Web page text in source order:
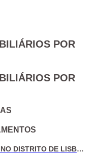
POR
POR
VENDA DE MORADIAS NO DISTRITO DE LISBOA